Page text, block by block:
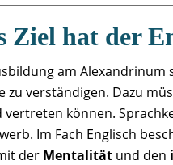
Ziel hat der
am Alexandrinum
zu verständigen. Dazu
vertreten können.
Im Fach Englisch
der Mentalität und den